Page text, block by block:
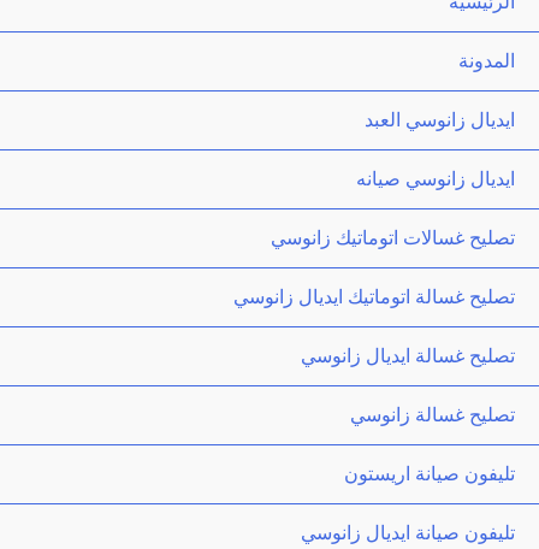
المدونة
ايديال زانوسي العبد
ايديال زانوسي صيانه
تصليح غسالات اتوماتيك زانوسي
تصليح غسالة اتوماتيك ايديال زانوسي
تصليح غسالة ايديال زانوسي
تصليح غسالة زانوسي
تليفون صيانة اريستون
تليفون صيانة ايديال زانوسي